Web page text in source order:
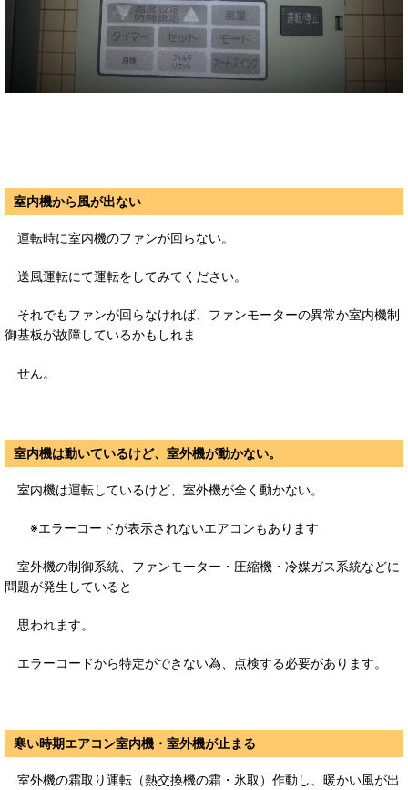
室内機から風が出ない
運転時に室内機のファンが回らない。
送風運転にて運転をしてみてください。
それでもファンが回らなければ、ファンモーターの異常か室内機制
御基板が故障しているかもしれま
せん。
室内機は動いているけど、室外機が動かない。
室内機は運転しているけど、室外機が全く動かない。
※エラーコードが表示されないエアコンもあります
室外機の制御系統、ファンモーター・圧縮機・冷媒ガス系統などに
問題が発生していると
思われます。
エラーコードから特定ができない為、点検する必要があります。
寒い時期エアコン室内機・室外機が止まる
室外機の霜取り運転（熱交換機の霜・氷取）作動し、暖かい風が出